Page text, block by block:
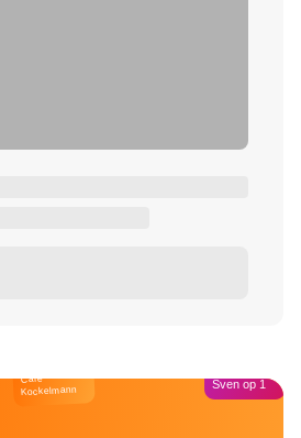
Café
Kockelmann Sven op 1